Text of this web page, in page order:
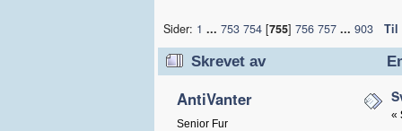
Sider: 1 ... 753 754[755] 756 757 ... 903 Til
Skrevet av
AntiVanter
Senior Fur
«